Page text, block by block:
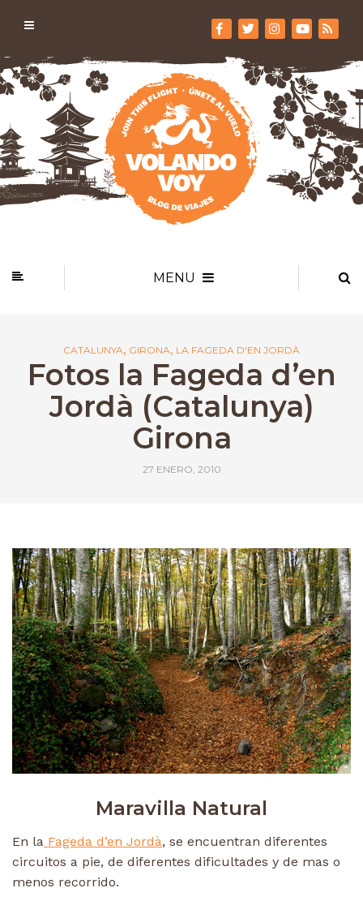
MENU
CATALUNYA, GIRONA, LA FAGEDA D'EN JORDÀ
Fotos la Fageda d’en
Jordà (Catalunya)
Girona
27 ENERO, 2010
Maravilla Natural
En la Fageda d’en Jordà, se encuentran diferentes
circuitos a pie, de diferentes dificultades y de mas o
menos recorrido.